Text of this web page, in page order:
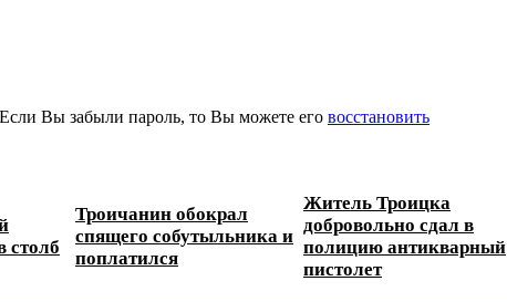
Вы забыли пароль, то Вы можете его восстановить
столб
Троичанин обокрал
спящего собутыльника и
поплатился
Житель Троицка
добровольно сдал в
полицию антикварный
пистолет